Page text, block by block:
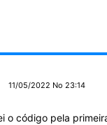
11/05/2022 No 23:14
o código pela